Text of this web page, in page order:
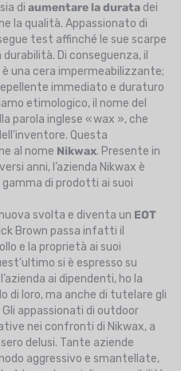
di aumentare la durata dei
la qualità. Appassionato di
test affinché le sue scarpe
Di conseguenza, il
una cera impermeabilizzante;
immediato e duraturo
etimologico, il nome del
parola inglese « wax », che
Questa
al nome Nikwax. Presente in
anni, l’azienda Nikwax è
di prodotti ai suoi
svolta e diventa un EOT
Brown passa infatti il
e la proprietà ai suoi
si è espresso su
ai dipendenti, ho la
di loro, ma anche di tutelare gli
appassionati di outdoor
nei confronti di Nikwax, a
delusi. Tante aziende
aggressivo e smantellate,